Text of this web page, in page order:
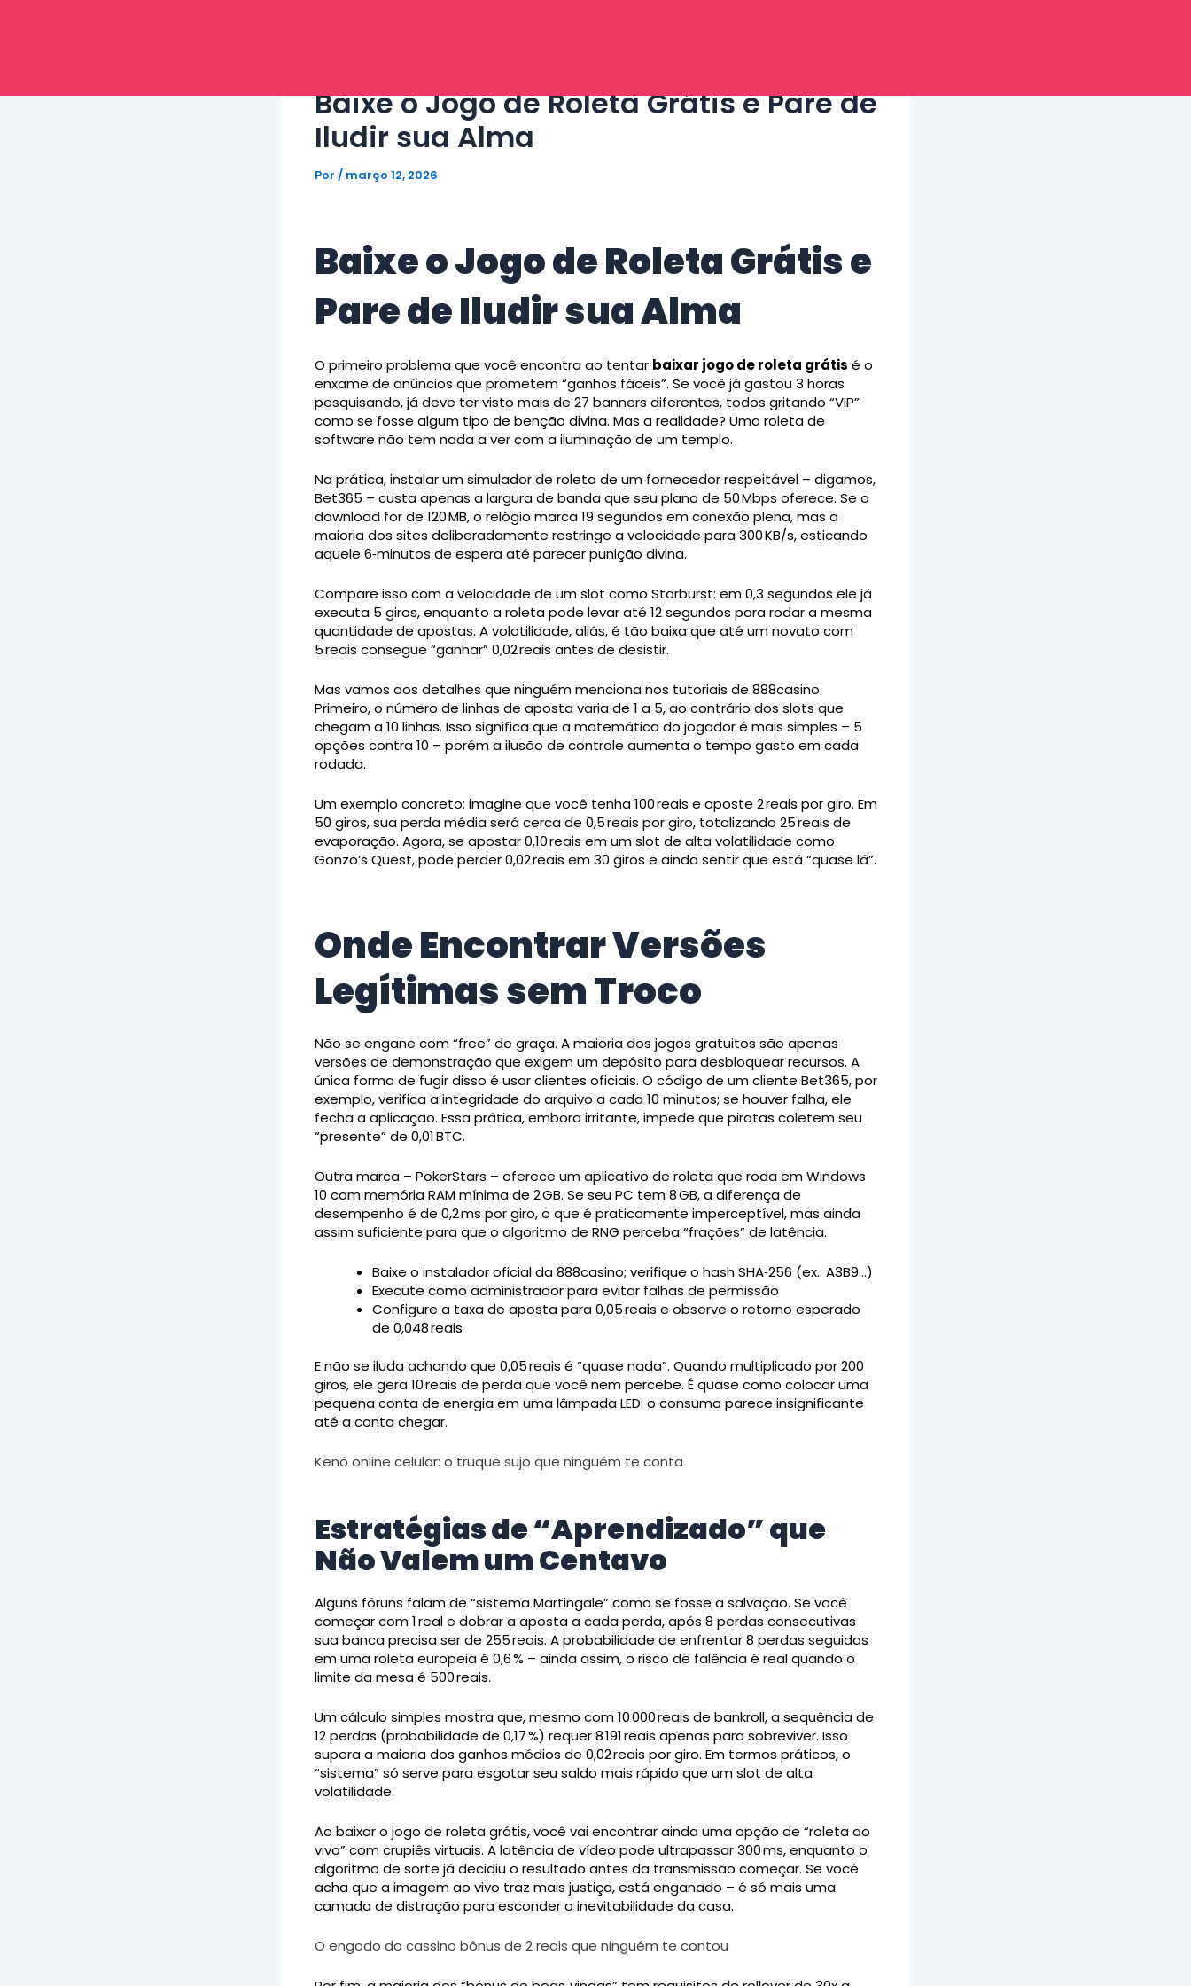
Baixe o Jogo de Roleta Grátis e Pare de
Iludir sua Alma
Por / março 12, 2026
Baixe o Jogo de Roleta Grátis e
Pare de Iludir sua Alma
O primeiro problema que você encontra ao tentar baixar jogo de roleta grátis é o
enxame de anúncios que prometem “ganhos fáceis”. Se você já gastou 3 horas
pesquisando, já deve ter visto mais de 27 banners diferentes, todos gritando “VIP”
como se fosse algum tipo de benção divina. Mas a realidade? Uma roleta de
software não tem nada a ver com a iluminação de um templo.
Na prática, instalar um simulador de roleta de um fornecedor respeitável – digamos,
Bet365 – custa apenas a largura de banda que seu plano de 50 Mbps oferece. Se o
download for de 120 MB, o relógio marca 19 segundos em conexão plena, mas a
maioria dos sites deliberadamente restringe a velocidade para 300 KB/s, esticando
aquele 6‑minutos de espera até parecer punição divina.
Compare isso com a velocidade de um slot como Starburst: em 0,3 segundos ele já
executa 5 giros, enquanto a roleta pode levar até 12 segundos para rodar a mesma
quantidade de apostas. A volatilidade, aliás, é tão baixa que até um novato com
5 reais consegue “ganhar” 0,02 reais antes de desistir.
Mas vamos aos detalhes que ninguém menciona nos tutoriais de 888casino.
Primeiro, o número de linhas de aposta varia de 1 a 5, ao contrário dos slots que
chegam a 10 linhas. Isso significa que a matemática do jogador é mais simples – 5
opções contra 10 – porém a ilusão de controle aumenta o tempo gasto em cada
rodada.
Um exemplo concreto: imagine que você tenha 100 reais e aposte 2 reais por giro. Em
50 giros, sua perda média será cerca de 0,5 reais por giro, totalizando 25 reais de
evaporação. Agora, se apostar 0,10 reais em um slot de alta volatilidade como
Gonzo’s Quest, pode perder 0,02 reais em 30 giros e ainda sentir que está “quase lá”.
Onde Encontrar Versões
Legítimas sem Troco
Não se engane com “free” de graça. A maioria dos jogos gratuitos são apenas
versões de demonstração que exigem um depósito para desbloquear recursos. A
única forma de fugir disso é usar clientes oficiais. O código de um cliente Bet365, por
exemplo, verifica a integridade do arquivo a cada 10 minutos; se houver falha, ele
fecha a aplicação. Essa prática, embora irritante, impede que piratas coletem seu
“presente” de 0,01 BTC.
Outra marca – PokerStars – oferece um aplicativo de roleta que roda em Windows
10 com memória RAM mínima de 2 GB. Se seu PC tem 8 GB, a diferença de
desempenho é de 0,2 ms por giro, o que é praticamente imperceptível, mas ainda
assim suficiente para que o algoritmo de RNG perceba “frações” de latência.
Baixe o instalador oficial da 888casino; verifique o hash SHA‑256 (ex.: A3B9…)
Execute como administrador para evitar falhas de permissão
Configure a taxa de aposta para 0,05 reais e observe o retorno esperado
de 0,048 reais
E não se iluda achando que 0,05 reais é “quase nada”. Quando multiplicado por 200
giros, ele gera 10 reais de perda que você nem percebe. É quase como colocar uma
pequena conta de energia em uma lâmpada LED: o consumo parece insignificante
até a conta chegar.
Kenó online celular: o truque sujo que ninguém te conta
Estratégias de “Aprendizado” que
Não Valem um Centavo
Alguns fóruns falam de “sistema Martingale” como se fosse a salvação. Se você
começar com 1 real e dobrar a aposta a cada perda, após 8 perdas consecutivas
sua banca precisa ser de 255 reais. A probabilidade de enfrentar 8 perdas seguidas
em uma roleta europeia é 0,6 % – ainda assim, o risco de falência é real quando o
limite da mesa é 500 reais.
Um cálculo simples mostra que, mesmo com 10 000 reais de bankroll, a sequência de
12 perdas (probabilidade de 0,17 %) requer 8 191 reais apenas para sobreviver. Isso
supera a maioria dos ganhos médios de 0,02 reais por giro. Em termos práticos, o
“sistema” só serve para esgotar seu saldo mais rápido que um slot de alta
volatilidade.
Ao baixar o jogo de roleta grátis, você vai encontrar ainda uma opção de “roleta ao
vivo” com crupiês virtuais. A latência de vídeo pode ultrapassar 300 ms, enquanto o
algoritmo de sorte já decidiu o resultado antes da transmissão começar. Se você
acha que a imagem ao vivo traz mais justiça, está enganado – é só mais uma
camada de distração para esconder a inevitabilidade da casa.
O engodo do cassino bônus de 2 reais que ninguém te contou